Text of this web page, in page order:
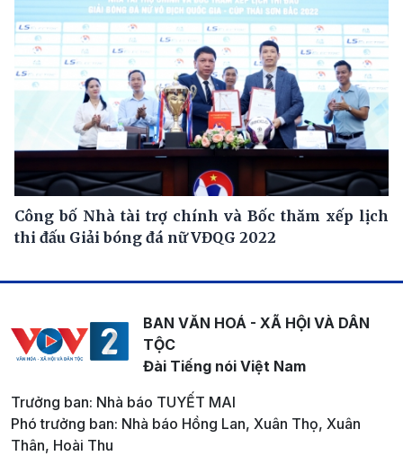
Công bố Nhà tài trợ chính và Bốc thăm xếp lịch
thi đấu Giải bóng đá nữ VĐQG 2022
BAN VĂN HOÁ - XÃ HỘI VÀ DÂN
TỘC
Đài Tiếng nói Việt Nam
Trưởng ban: Nhà báo TUYẾT MAI
Phó trưởng ban: Nhà báo Hồng Lan, Xuân Thọ, Xuân
Thân, Hoài Thu